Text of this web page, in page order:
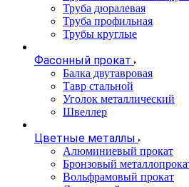
Труба дюралевая
Труба профильная
Трубы круглые
Фасонный прокат
Балка двутавровая
Тавр стальной
Уголок металлический
Швеллер
Цветные металлы
Алюминиевый прокат
Бронзовый
Вольфрамовый прокат